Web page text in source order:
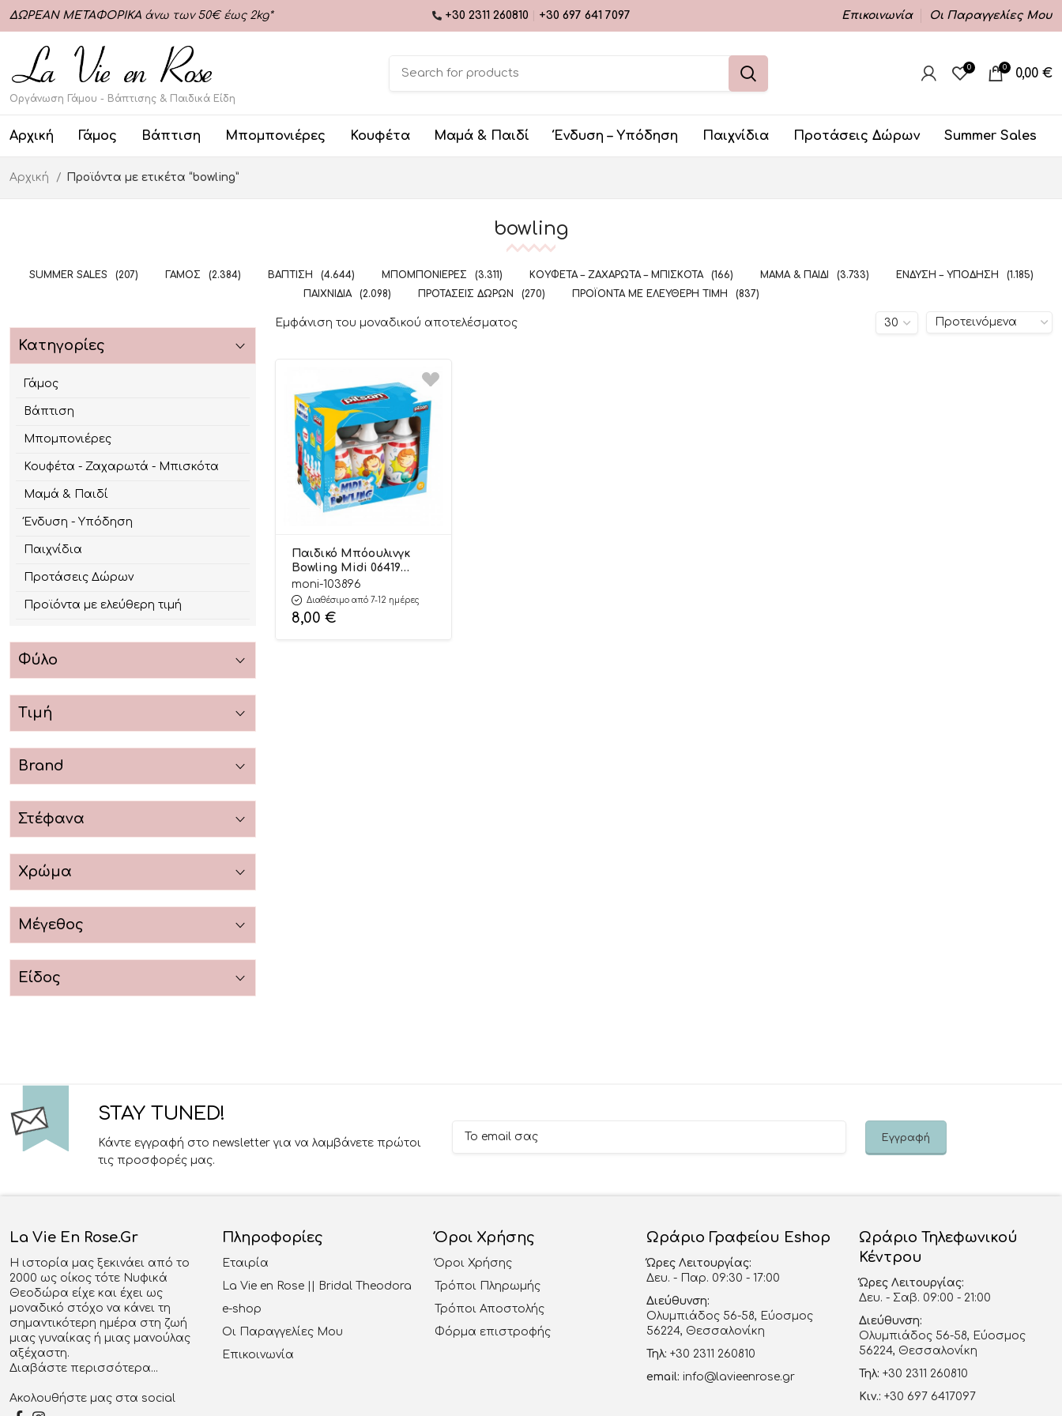
ΔΩΡΕΑΝ ΜΕΤΑΦΟΡΙΚΑ άνω των 50€ έως 2kg* +30 2311 260810 +30 697 641 7097 Επικοινωνία Οι Παραγγελίες Μου
Οργάνωση Γάμου - Βάπτισης & Παιδικά Είδη
0 0 0,00 €
Αρχική Γάμος Βάπτιση Μπομπονιέρες Κουφέτα Μαμά & Παιδί Ένδυση – Υπόδηση Παιχνίδια Προτάσεις Δώρων Summer Sales
Αρχική Προϊόντα με ετικέτα “bowling”
bowling
SUMMER SALES (207) ΓΆΜΟΣ (2.384) ΒΆΠΤΙΣΗ (4.644) ΜΠΟΜΠΟΝΙΈΡΕΣ (3.311) ΚΟΥΦΈΤΑ – ΖΑΧΑΡΩΤΆ – ΜΠΙΣΚΌΤΑ (166) ΜΑΜΆ & ΠΑΙΔΊ (3.733) ΈΝΔΥΣΗ – ΥΠΌΔΗΣΗ
(1.185)
ΠΑΙΧΝΊΔΙΑ
(2.098) ΠΡΟΤΆΣΕΙΣ ΔΏΡΩΝ (270) ΠΡΟΪΌΝΤΑ ΜΕ ΕΛΕΎΘΕΡΗ ΤΙΜΉ (837)
Κατηγορίες
Γάμος
Βάπτιση
Μπομπονιέρες
Κουφέτα - Ζαχαρωτά - Μπισκότα
Μαμά & Παιδί
Ένδυση - Υπόδηση
Παιχνίδια
Προτάσεις Δώρων
Προϊόντα με ελεύθερη τιμή
Φύλο
Τιμή
Brand
Στέφανα
Χρώμα
Μέγεθος
Είδος
Εμφάνιση του μοναδικού αποτελέσματος
Παιδικό Μπόουλινγκ
Bowling Midi 06419
8693461064197 3+ –
Pilsan
moni-103896
Διαθέσιμο από 7-12 ημέρες
8,00 €
STAY TUNED!
Κάντε εγγραφή στο newsletter για να λαμβάνετε πρώτοι
τις προσφορές μας.
La Vie En Rose.gr
Η ιστορία μας ξεκινάει από το
2000 ως οίκος τότε Νυφικά
Θεοδώρα είχε και έχει ως
μοναδικό στόχο να κάνει τη
σημαντικότερη ημέρα στη ζωή
μιας γυναίκας ή μιας μανούλας
αξέχαστη.
Διαβάστε περισσότερα...
Ακολουθήστε μας στα social
Πληροφορίες
Εταιρία
La Vie en Rose || Bridal Theodora
e-shop
Οι Παραγγελίες Μου
Επικοινωνία
Όροι Χρήσης
Όροι Χρήσης
Τρόποι Πληρωμής
Τρόποι Αποστολής
Φόρμα επιστροφής
Ωράριο Γραφείου Eshop
Ώρες Λειτουργίας:
Δευ. - Παρ. 09:30 - 17:00
Διεύθυνση:
Ολυμπιάδος 56-58, Εύοσμος
56224, Θεσσαλονίκη
Τηλ: +30 2311 260810
email: info@lavieenrose.gr
Ωράριο Τηλεφωνικού
Κέντρου
Ώρες Λειτουργίας:
Δευ. - Σαβ. 09:00 - 21:00
Διεύθυνση:
Ολυμπιάδος 56-58, Εύοσμος
56224, Θεσσαλονίκη
Τηλ: +30 2311 260810
Κιν.: +30 697 6417097